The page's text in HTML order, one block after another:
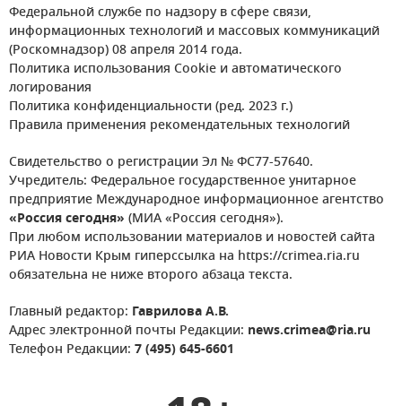
Федеральной службе по надзору в сфере связи,
информационных технологий и массовых коммуникаций
(Роскомнадзор) 08 апреля 2014 года.
Политика использования Cookie и автоматического
логирования
Политика конфиденциальности (ред. 2023 г.)
Правила применения рекомендательных технологий
Свидетельство о регистрации Эл № ФС77-57640.
Учредитель: Федеральное государственное унитарное
предприятие Международное информационное агентство
«Россия сегодня» (МИА «Россия сегодня»).
При любом использовании материалов и новостей сайта
РИА Новости Крым гиперссылка на https://crimea.ria.ru
обязательна не ниже второго абзаца текста.
Главный редактор: Гаврилова А.В.
Адрес электронной почты Редакции: news.crimea@ria.ru
Телефон Редакции: 7 (495) 645-6601